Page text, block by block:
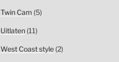
Twin Cam (5)
Uitlaten(11)
West Coast style(2)